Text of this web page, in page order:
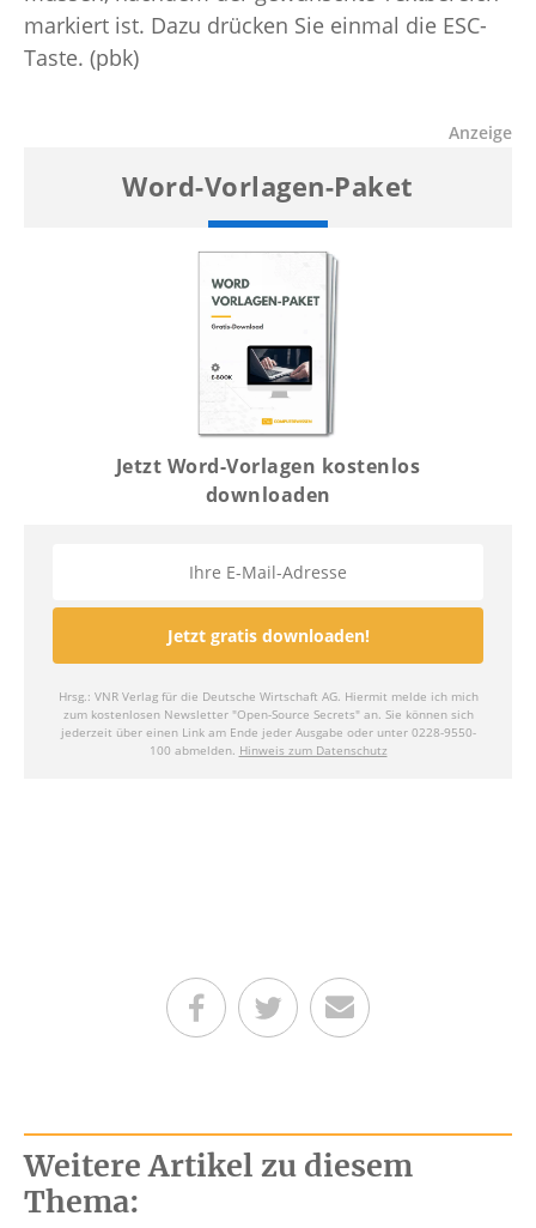
markiert ist. Dazu drücken Sie einmal die ESC-
Taste. (pbk)
Teilen auf Facebook
Teilen auf Twitter
Per E-Mail senden
Weitere Artikel zu diesem
Thema: